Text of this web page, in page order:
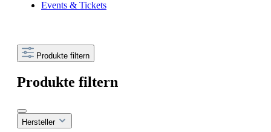
Events & Tickets
Produkte filtern
Produkte filtern
Hersteller